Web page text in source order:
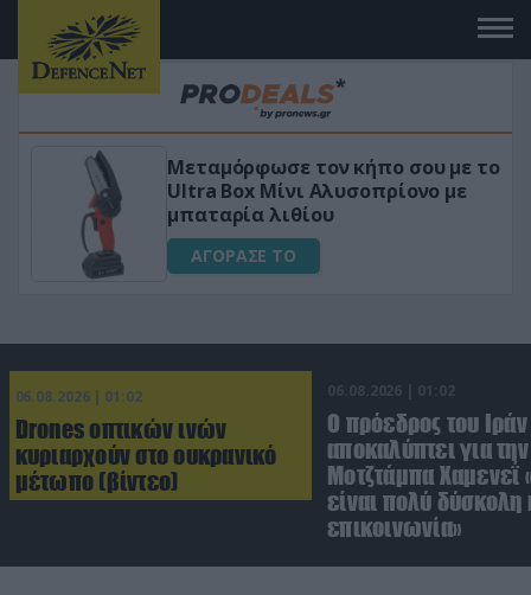
Μεταμόρφωσε τον κήπο σου με το
Ultra Box Μίνι Αλυσοπρίονο με
μπαταρία λιθίου
ΑΓΟΡΑΣΕ ΤΟ
06.08.2026 | 01:02
Drones οπτικών ινών
κυριαρχούν στο ουκρανικό
μέτωπο (βίντεο)
06.08.2026 | 01:02
Ο πρόεδρος του Ιράν
αποκαλύπτει για
Μοτζτάμπα Χαμενεΐ
είναι πολύ δύσκολη
επικοινωνία»